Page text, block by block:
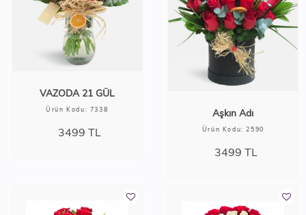
VAZODA 21 GÜL
Ürün Kodu: 7338
3499 TL
Aşkın Adı
Ürün Kodu: 2590
3499 TL